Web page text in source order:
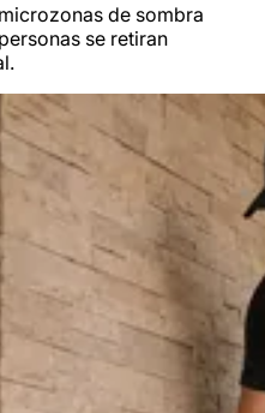
de sombra
se retiran